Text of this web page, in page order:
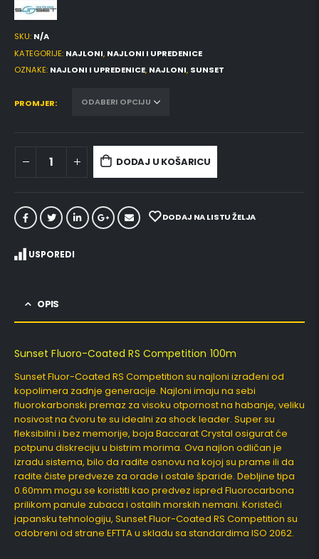
SKU: N/A
KATEGORIJE: NAJLONI, NAJLONI I UPREDENICE
OZNAKE: NAJLONI I UPREDENICE, NAJLONI, SUNSET
PROMJER
DODAJ U KOŠARICU
DODAJ NA LISTU ŽELJA
USPOREDI
OPIS
Sunset Fluoro-Coated RS Competition 100m
Sunset Fluor-Coated RS Competition su najloni izrađeni od
kopolimera zadnje generacije. Najloni imaju na sebi
fluorokarbonski premaz za visoku otpornost na habanje, veliku
nosivost na čvoru te su idealni za shock leader. Super su
fleksibilni i bez memorije, boja Baccarat Crystal osigurat će
potpunu diskreciju u bistrim morima. Ova najlon odličan je
izradu sistema, bilo da radite osnovu na kojoj su prame ili da
radite čiste predveze za orade i ostale šparide. Debljine tipa
0.60mm mogu se koristiti kao predvez ispred Fluorocarbona
prilikom panule zubaca i ostalih morskih nemani. Koristeći
japansku tehnologiju, Sunset Fluor-Coated RS Competition su
odobreni od strane EFTTA u skladu sa standardima ISO 2062.